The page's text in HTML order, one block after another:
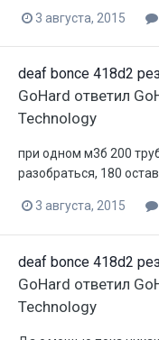
3 августа, 2015
deaf bonce 418d2
GoHard ответил
Technology
при одном м3б 200
разобраться, 180
3 августа, 2015
deaf bonce 418d2
GoHard ответил
Technology